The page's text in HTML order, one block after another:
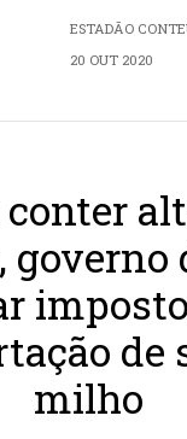
ESTADÃO
20 OUT 2020
conter
governo
de
milho